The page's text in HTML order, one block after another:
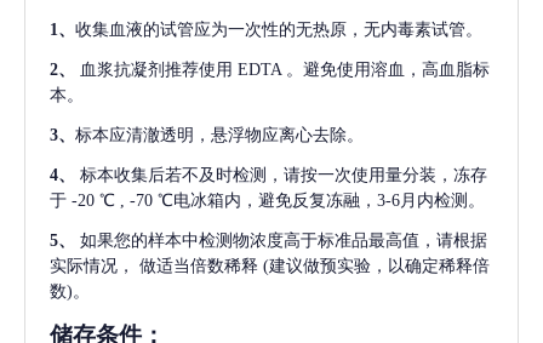
1 、 收集血液的试管应为一次性的无热原，无内毒素试管。
2、 血浆抗凝剂推荐使用 EDTA 。避免使用溶血，高血脂标
本。
3、 标本应清澈透明，悬浮物应离心去除。
4、
标本收集后若不及时检测，请按一次使用量分装，冻存
于 -20 ℃ , -70 ℃电冰箱内，避免反复冻融，3-6月内检测。
5、
如果您的样本中检测物浓度高于标准品最高值，请根据
实际情况，
做适当倍数稀释 (建议做预实验，以确定稀释倍
数)。
储存条件：